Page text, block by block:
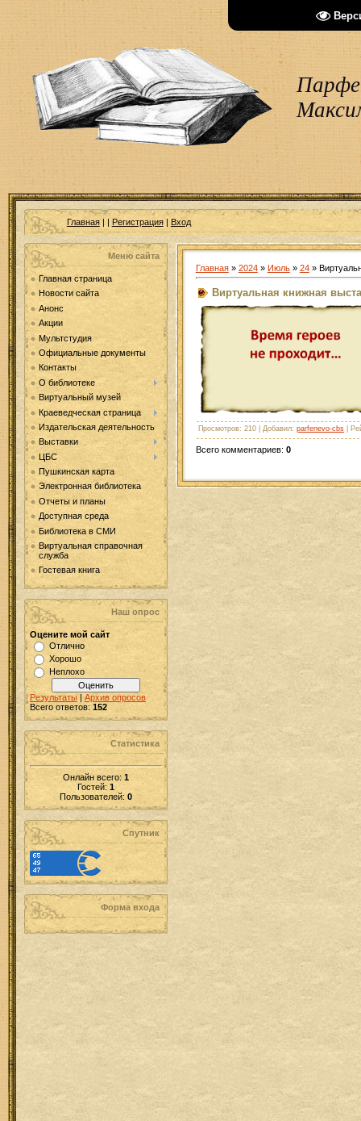
Главная| | Регистрация| Вход
Меню сайта
Главная страница
Новости сайта
Анонс
Акции
Мультстудия
Официальные документы
Контакты
О библиотеке
Виртуальный музей
Краеведческая страница
Издательская деятельность
Выставки
ЦБС
Пушкинская карта
Электронная библиотека
Отчеты и планы
Доступная среда
Библиотека в СМИ
Виртуальная справочная
служба
Гостевая книга
Наш опрос
Оцените мой сайт
Отлично
Хорошо
Неплохо
Результаты | Архив опросов
Всего ответов: 152
Статистика
Онлайн всего: 1
Гостей: 1
Пользователей: 0
Спутник
Форма входа
Главная» 2024 » Июль » 24»
Виртуальная книжная
Просмотров: 210 | Добавил: parfenevo-cbs|
Всего комментариев: 0